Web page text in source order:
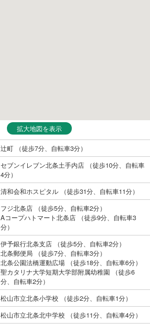
拡大地図を表示
辻町 （徒歩7分、自転車3分）
セブンイレブン北条土手内店 （徒歩10分、自転車
4分）
清和会和ホスピタル （徒歩31分、自転車11分）
フジ北条店 （徒歩5分、自転車2分）
Aコープハトマート北条店 （徒歩9分、自転車3
分）
伊予銀行北条支店 （徒歩5分、自転車2分）
北条郵便局 （徒歩7分、自転車3分）
北条公園法橋運動広場 （徒歩18分、自転車6分）
聖カタリナ大学短期大学部附属幼稚園 （徒歩6
分、自転車2分）
松山市立北条小学校 （徒歩2分、自転車1分）
松山市立北条北中学校 （徒歩11分、自転車4分）